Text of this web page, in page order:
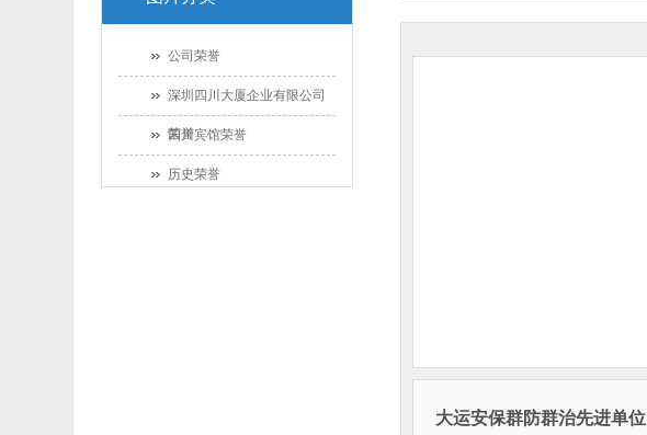
大运安保群防群治先进单位
公司荣誉
深圳四川大厦企业有限公司
荣誉
四川宾馆荣誉
历史荣誉